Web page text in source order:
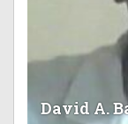
David A.